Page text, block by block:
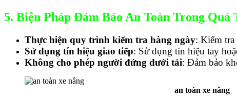
5. Biện Pháp Đảm Bảo An Toàn Trong
Thực hiện quy trình kiểm tra hàng ngày: Kiểm tra
Sử dụng tín hiệu giao tiếp: Sử dụng tín hiệu tay
Không cho phép người đứng dưới tải: Đảm bảo
an toàn xe nâng